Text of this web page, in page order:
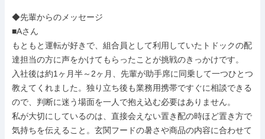
◆先輩からのメッセージ
■Aさん
もともと運転が好きで、組合員として利用していたトドックの配
達担当の方に声をかけてもらったことが挑戦のきっかけです。
入社後は約1ヶ月半～2ヶ月、先輩が助手席に同乗して一つひとつ
教えてくれました。独り立ち後も業務用携帯ですぐに相談できる
ので、判断に迷う場面を一人で抱え込む必要はありません。
私が大切にしているのは、直接会えない置き配の時ほど置き方で
気持ちを伝えること。玄関フードの暑さや商品の内容に合わせて